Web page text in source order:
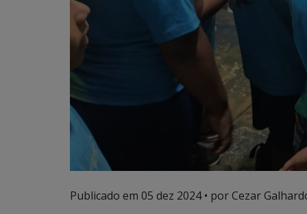
Publicado em 05 dez 2024• por Cezar